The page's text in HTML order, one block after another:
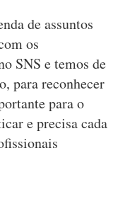
de assuntos
os
SNS e temos de
para reconhecer
para o
e precisa cada